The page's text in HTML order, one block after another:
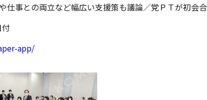
仕事との両立など幅広い支援策も議論／党ＰＴが初会合
app/